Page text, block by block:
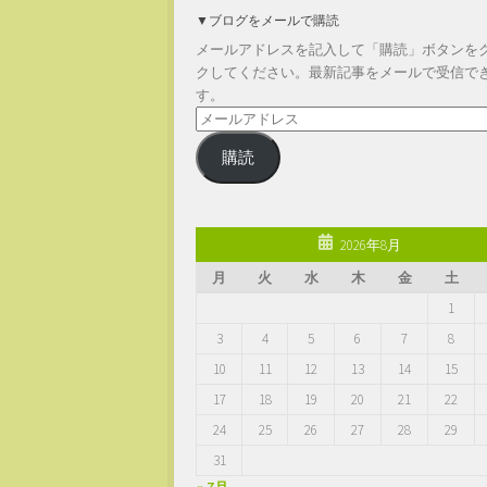
▼ブログをメールで購読
メールアドレスを記入して「購読」ボタンを
クしてください。最新記事をメールで受信で
す。
メ
ー
ル
ア
レ
購読
2026年8月
月
火 水 木 金 土
1
3
4 5 6 7 8
10
11 12 13 14 15
17
18 19 20 21 22
24
25 26 27 28 29
31